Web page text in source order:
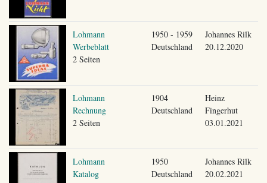
Lohmann
Werbeblatt
2 Seiten
1950 - 1959
Deutschland
Johannes Rilk
20.12.2020
Lohmann
Rechnung
2 Seiten
1904
Deutschland
Heinz
Fingerhut
03.01.2021
Lohmann
Katalog
1950
Deutschland
Johannes Rilk
20.02.2021